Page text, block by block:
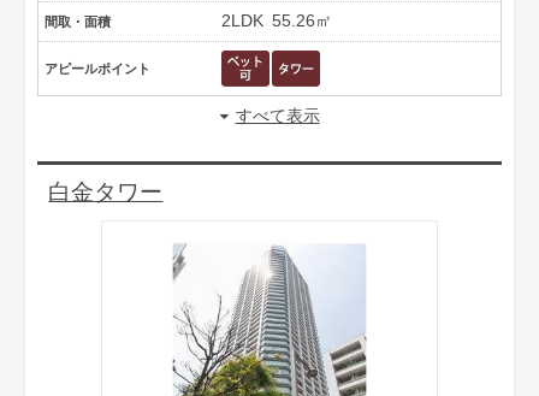
間取・面積 2LDK 55.26㎡
アピールポイント
すべて表示
白金タワー